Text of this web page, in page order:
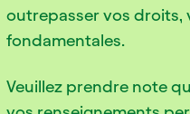
outrepasser vos droits,
fondamentales.
Veuillez prendre note